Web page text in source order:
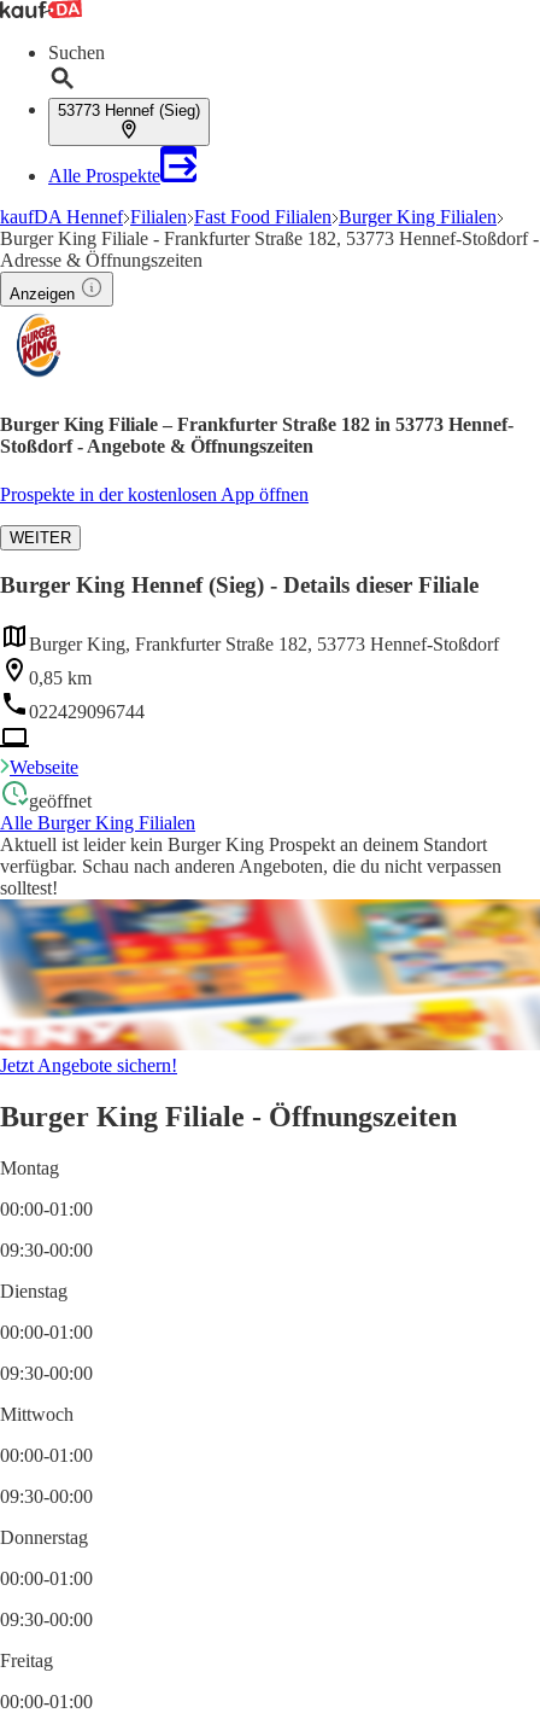
Suchen
53773 Hennef (Sieg)
Alle Prospekte
kaufDA Hennef Filialen Fast Food Filialen Burger King Filialen
Burger King Filiale - Frankfurter Straße 182, 53773 Hennef-Stoßdorf -
Adresse & Öffnungszeiten
Anzeigen
Burger King Filiale – Frankfurter Straße 182 in 53773 Hennef-
Stoßdorf - Angebote & Öffnungszeiten
Prospekte in der kostenlosen App öffnen
WEITER
Burger King Hennef (Sieg) - Details dieser Filiale
Burger King, Frankfurter Straße 182, 53773 Hennef-Stoßdorf
0,85 km
022429096744
Webseite
geöffnet
Alle Burger King Filialen
Aktuell ist leider kein Burger King Prospekt an deinem Standort
verfügbar. Schau nach anderen Angeboten, die du nicht verpassen
solltest!
Jetzt Angebote sichern!
Burger King Filiale - Öffnungszeiten
Montag
00:00-01:00
09:30-00:00
Dienstag
00:00-01:00
09:30-00:00
Mittwoch
00:00-01:00
09:30-00:00
Donnerstag
00:00-01:00
09:30-00:00
Freitag
00:00-01:00